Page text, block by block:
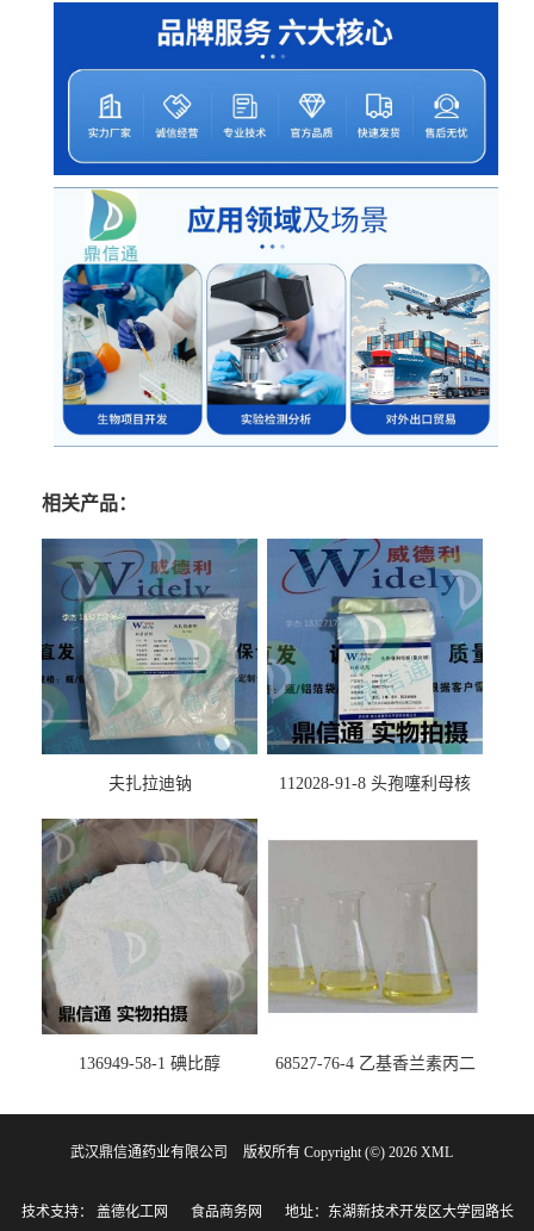
相关产品：
夫扎拉迪钠
112028-91-8 头孢噻利母核
136949-58-1 碘比醇
68527-76-4 乙基香兰素丙二
剂 -香精香料 -鼎信通李杰
武汉鼎信通药业有限公司 版权所有 Copyright (©) 2026 XML
技术支持： 盖德化工网 食品商务网 地址：东湖新技术开发区大学园路长